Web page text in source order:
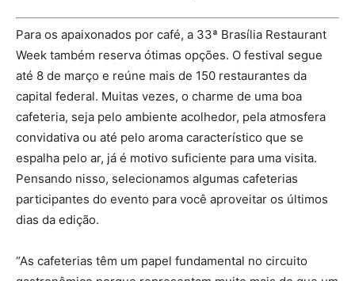
Para os apaixonados por café, a 33ª Brasília Restaurant
Week também reserva ótimas opções. O festival segue
até 8 de março e reúne mais de 150 restaurantes da
capital federal. Muitas vezes, o charme de uma boa
cafeteria, seja pelo ambiente acolhedor, pela atmosfera
convidativa ou até pelo aroma característico que se
espalha pelo ar, já é motivo suficiente para uma visita.
Pensando nisso, selecionamos algumas cafeterias
participantes do evento para você aproveitar os últimos
dias da edição.
“As cafeterias têm um papel fundamental no circuito